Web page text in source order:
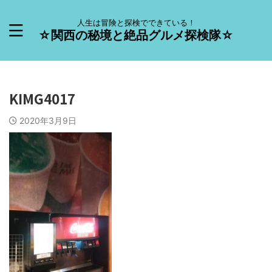
人生は冒険と探検でできている！
☆関西の秘境と絶品グルメ探検隊☆
KIMG4017
2020年3月9日